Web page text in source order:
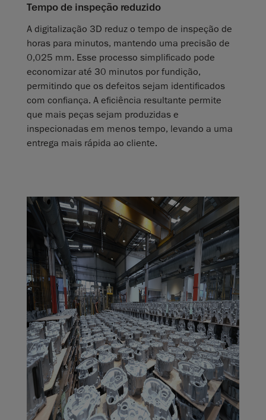
Tempo de inspeção reduzido
A digitalização 3D reduz o tempo de inspeção de
horas para minutos, mantendo uma precisão de
0,025 mm. Esse processo simplificado pode
economizar até 30 minutos por fundição,
permitindo que os defeitos sejam identificados
com confiança. A eficiência resultante permite
que mais peças sejam produzidas e
inspecionadas em menos tempo, levando a uma
entrega mais rápida ao cliente.